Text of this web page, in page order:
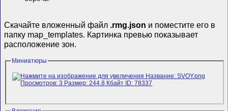
Скачайте вложенный файл .rmg.json и поместите его в
папку map_templates. Картинка превью показывает
расположение зон.
Миниатюры